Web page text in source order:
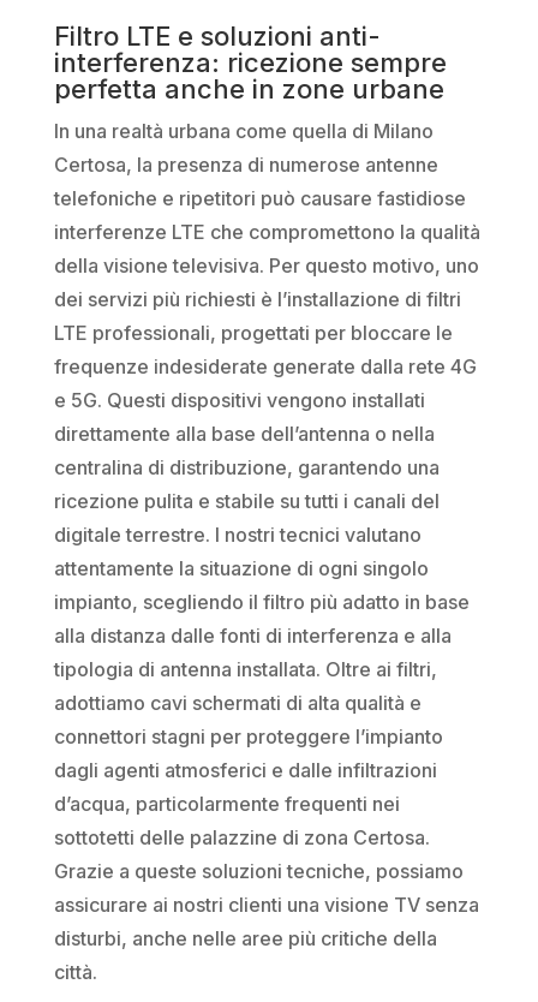
Filtro LTE e soluzioni anti-
interferenza: ricezione sempre
perfetta anche in zone urbane
In una realtà urbana come quella di Milano
Certosa, la presenza di numerose antenne
telefoniche e ripetitori può causare fastidiose
interferenze LTE che compromettono la qualità
della visione televisiva. Per questo motivo, uno
dei servizi più richiesti è l’installazione di filtri
LTE professionali, progettati per bloccare le
frequenze indesiderate generate dalla rete 4G
e 5G. Questi dispositivi vengono installati
direttamente alla base dell’antenna o nella
centralina di distribuzione, garantendo una
ricezione pulita e stabile su tutti i canali del
digitale terrestre. I nostri tecnici valutano
attentamente la situazione di ogni singolo
impianto, scegliendo il filtro più adatto in base
alla distanza dalle fonti di interferenza e alla
tipologia di antenna installata. Oltre ai filtri,
adottiamo cavi schermati di alta qualità e
connettori stagni per proteggere l’impianto
dagli agenti atmosferici e dalle infiltrazioni
d’acqua, particolarmente frequenti nei
sottotetti delle palazzine di zona Certosa.
Grazie a queste soluzioni tecniche, possiamo
assicurare ai nostri clienti una visione TV senza
disturbi, anche nelle aree più critiche della
città.